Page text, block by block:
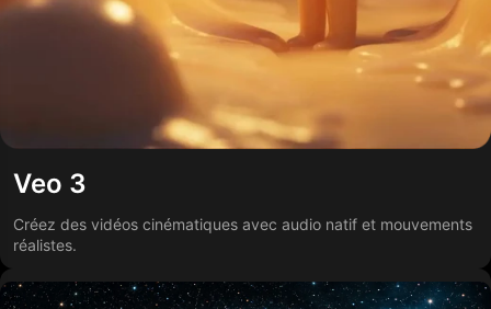
Veo 3
Créez des vidéos cinématiques avec audio natif et mouvements
réalistes.